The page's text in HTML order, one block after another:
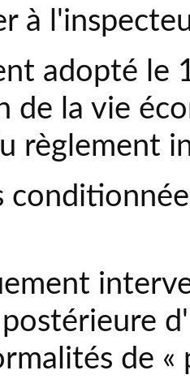
à
adopté le
de la vie
règlement
postérieure
de «